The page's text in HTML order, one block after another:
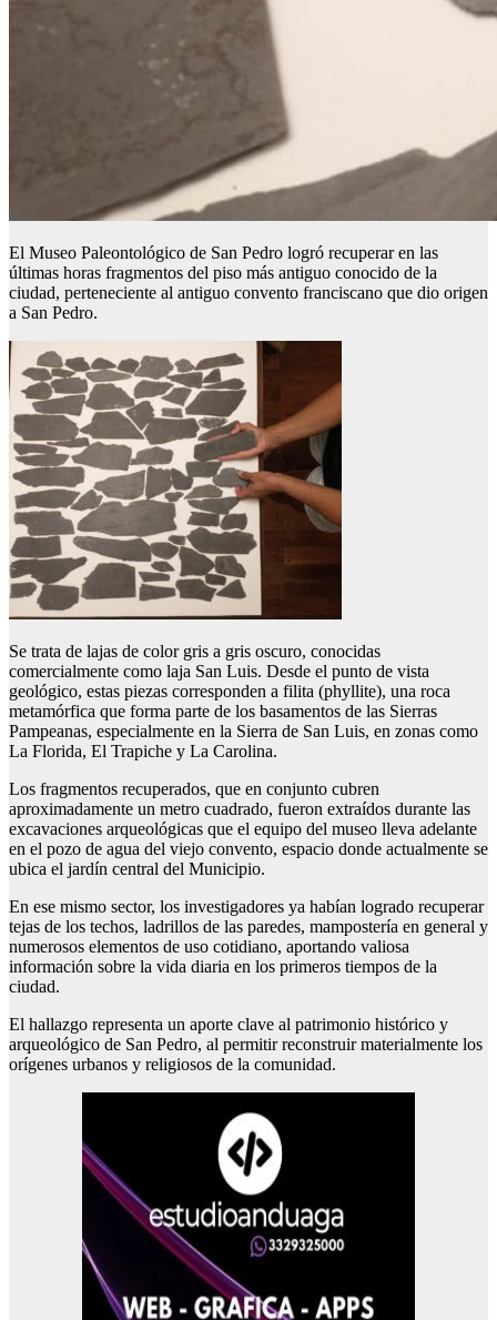
El Museo Paleontológico de San Pedro logró recuperar en las
últimas horas fragmentos del piso más antiguo conocido de la
ciudad, perteneciente al antiguo convento franciscano que dio origen
a San Pedro.
Se trata de lajas de color gris a gris oscuro, conocidas
comercialmente como laja San Luis. Desde el punto de vista
geológico, estas piezas corresponden a filita (phyllite), una roca
metamórfica que forma parte de los basamentos de las Sierras
Pampeanas, especialmente en la Sierra de San Luis, en zonas como
La Florida, El Trapiche y La Carolina.
Los fragmentos recuperados, que en conjunto cubren
aproximadamente un metro cuadrado, fueron extraídos durante las
excavaciones arqueológicas que el equipo del museo lleva adelante
en el pozo de agua del viejo convento, espacio donde actualmente se
ubica el jardín central del Municipio.
En ese mismo sector, los investigadores ya habían logrado recuperar
tejas de los techos, ladrillos de las paredes, mampostería en general y
numerosos elementos de uso cotidiano, aportando valiosa
información sobre la vida diaria en los primeros tiempos de la
ciudad.
El hallazgo representa un aporte clave al patrimonio histórico y
arqueológico de San Pedro, al permitir reconstruir materialmente los
orígenes urbanos y religiosos de la comunidad.